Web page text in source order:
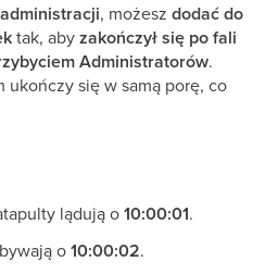
, możesz dodać do
tak, abyzakończył się po fali
Administratorów.
się w samą porę, co
lądują o10:00:01.
o10:00:02.